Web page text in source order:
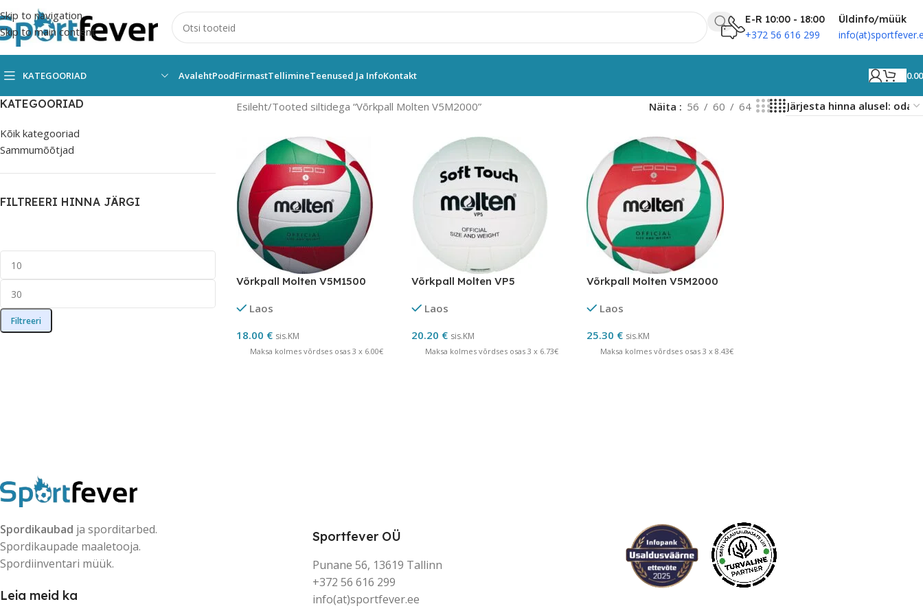
Skip to navigation
Skip to main content
E-R 10:00 - 18:00
+372 56 616 299
Üldinfo/müük
KATEGOORIAD AvalehtPoodFirmastTellimineTeenused Ja InfoKontakt
KATEGOORIAD
Kõik kategooriad
Sammumõõtjad
FILTREERI HINNA JÄRGI
Filtreeri
Esileht Tooted siltidega “Võrkpall Molten V5M2000” Näita 56 60 64
Võrkpall Molten V5M1500
Laos
18.00 € sis.KM
Maksa kolmes võrdses osas 3 x 6.00€
Võrkpall Molten VP5
Laos
20.20 € sis.KM
Maksa kolmes võrdses osas 3 x 6.73€
Võrkpall Molten V5M2000
Laos
25.30 € sis.KM
Maksa kolmes võrdses osas 3 x 8.43€
Spordikaubad ja sporditarbed.
Spordikaupade maaletooja.
Spordiinventari müük.
Leia meid ka
Sportfever OÜ
Punane 56, 13619 Tallinn
+372 56 616 299
info(at)sportfever.ee